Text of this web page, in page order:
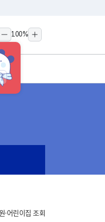
축소
100%
확대
·어린이집 조회